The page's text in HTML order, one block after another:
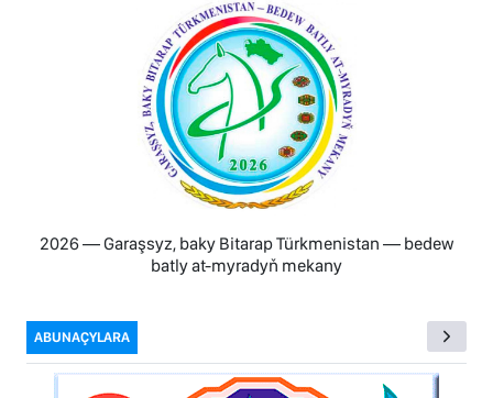
2026 — Garaşsyz, baky Bitarap Türkmenistan — bedew
batly at-myradyň mekany
ABUNAÇYLARA